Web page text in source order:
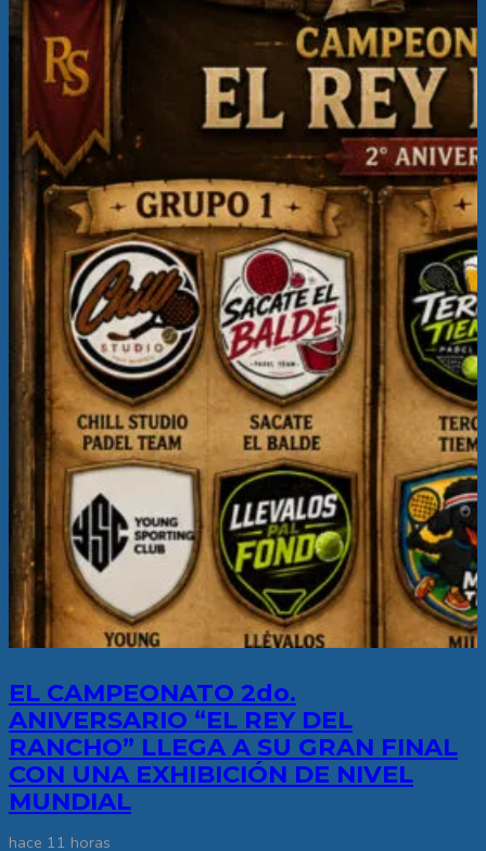
EL CAMPEONATO 2do.
ANIVERSARIO “EL REY DEL
RANCHO” LLEGA A SU GRAN FINAL
CON UNA EXHIBICIÓN DE NIVEL
MUNDIAL
hace 11 horas